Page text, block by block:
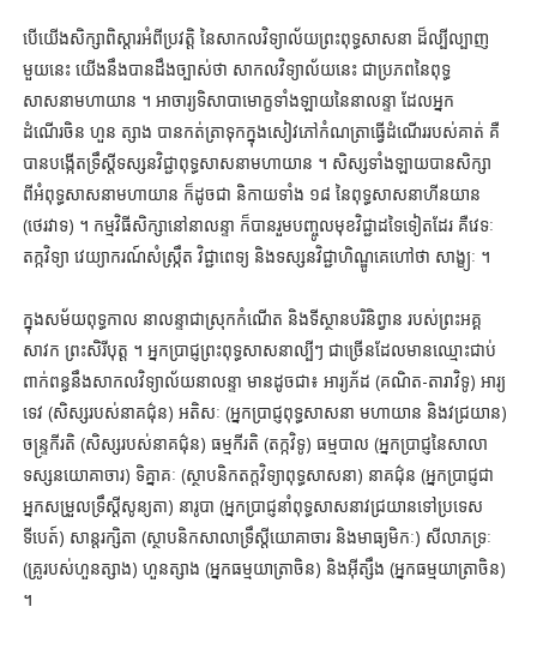
បើយើងសិក្សាពិស្តារអំពីប្រវត្តិ នៃសាកលវិទ្យាល័យព្រះពុទ្ធសាសនា ដ៏ល្បីល្បាញ
មួយនេះ យើងនឹងបានដឹងច្បាស់ថា សាកលវិទ្យាល័យនេះ ជាប្រភពនៃពុទ្ធ
សាសនាមហាយាន ។ អាចារ្យទិសាបាមោក្ខទាំងឡាយនៃនាលន្ទា ដែលអ្នក
ដំណើរចិន ហួន ត្សាង បានកត់ត្រាទុកក្នុងសៀវភៅកំណត្រាធ្វើដំណើររបស់គាត់ គឺ
បានបង្កើតទ្រឹស្តីទស្សនវិជ្ជាពុទ្ធសាសនាមហាយាន ។ សិស្សទាំងឡាយបានសិក្សា
ពីអំពុទ្ធសាសនាមហាយាន ក៏ដូចជា និកាយទាំង ១៨ នៃពុទ្ធសាសនាហីនយាន
(ថេរវាទ) ។ កម្មវិធីសិក្សានៅនាលន្ទា ក៏បានរួមបញ្ចូលមុខវិជ្ជាដទៃទៀតដែរ គឺវេទៈ
តក្កវិទ្យា វេយ្យាករណ៍សំស្ក្រឹត វិជ្ជាពេទ្យ និងទស្សនវិជ្ជាហិណ្ឌូគេហៅថា សាង្ខ្យៈ ។
ក្នុងសម័យពុទ្ធកាល នាលន្ទាជាស្រុកកំណើត និងទីស្ថានបរិនិព្វាន របស់ព្រះអគ្គ
សាវក ព្រះសិរីបុត្ត ។ អ្នកប្រាជ្ញព្រះពុទ្ធសាសនាល្បីៗ ជាច្រើនដែលមានឈ្មោះជាប់
ពាក់ពន្ធនឹងសាកលវិទ្យាល័យនាលន្ទា មានដូចជា៖ អារ្យភ័ដ (គណិត-តារាវិទូ) អារ្យ
ទេវ (សិស្សរបស់នាគជ៌ុន) អតិសៈ (អ្នកប្រាជ្ញពុទ្ធសាសនា មហាយាន និងវជ្រយាន)
ចន្ទ្រកីរតិ (សិស្សរបស់នាគជ៌ុន) ធម្មកីរតិ (តក្កវិទូ) ធម្មបាល (អ្នកប្រាជ្ញនៃសាលា
ទស្សនយោគាចារ) ទិគ្នាគៈ (ស្ថាបនិកតក្តវិទ្យាពុទ្ធសាសនា) នាគជ៌ុន (អ្នកប្រាជ្ញជា
អ្នកសម្រួលទ្រឹស្តីសូន្យតា) នារូបា (អ្នកប្រាជ្ញនាំពុទ្ធសាសនាវជ្រយានទៅប្រទេស
ទីបេត៍) សាន្តរក្សិតា (ស្ថាបនិកសាលាទ្រឹស្តីយោគាចារ និងមាធ្យមិកៈ) សីលាភទ្រៈ
(គ្រូរបស់ហួនត្សាង) ហួនត្សាង (អ្នកធម្មយាត្រាចិន) និងអ៊ីត្សឹង (អ្នកធម្មយាត្រាចិន)
។